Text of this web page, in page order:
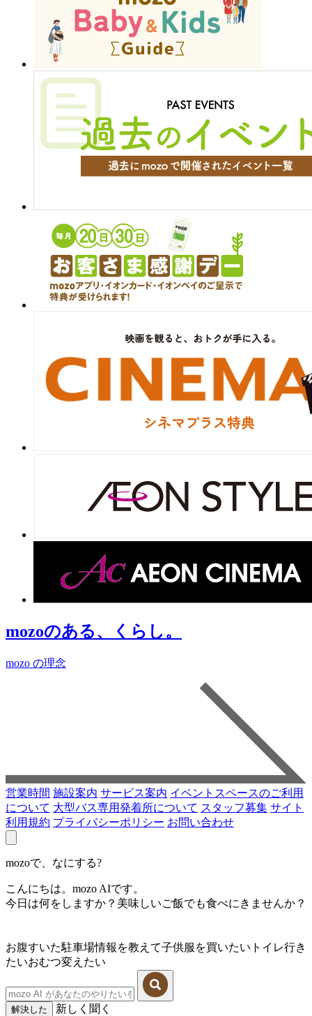
mozoのある、くらし。
mozo の理念
営業時間 施設案内 サービス案内 イベントスペースのご利用
について 大型バス専用発着所について スタッフ募集 サイト
利用規約 プライバシーポリシー お問い合わせ
mozoで、なにする?
こんにちは。mozo AIです。
今日は何をしますか？美味しいご飯でも食べにきませんか？
お腹すいた駐車場情報を教えて子供服を買いたい トイレ行き
たいおむつ変えたい
解決した 新しく聞く